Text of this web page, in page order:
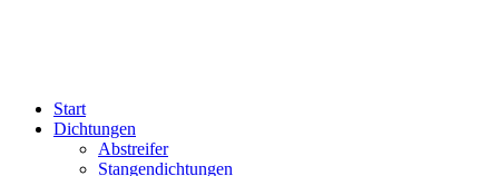
Start
Dichtungen
Abstreifer
Stangendichtungen